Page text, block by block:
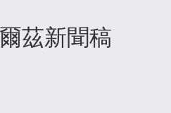
茲新聞稿